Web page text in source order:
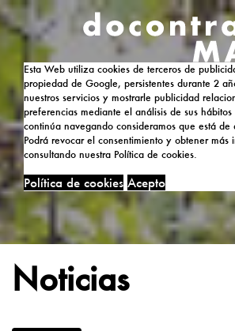
Esta Web utiliza cookies de terceros de
propiedad de Google, persistentes durante 2
nuestros servicios y mostrarle publicidad
preferencias mediante el análisis de sus
continúa navegando consideramos que está de
Podrá revocar el consentimiento y obtener más
consultando nuestra Política de cookies.
Política de cookies Acepto
Noticias